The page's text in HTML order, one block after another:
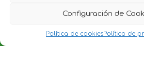
Configuración de
Política de cookiesPolítica de